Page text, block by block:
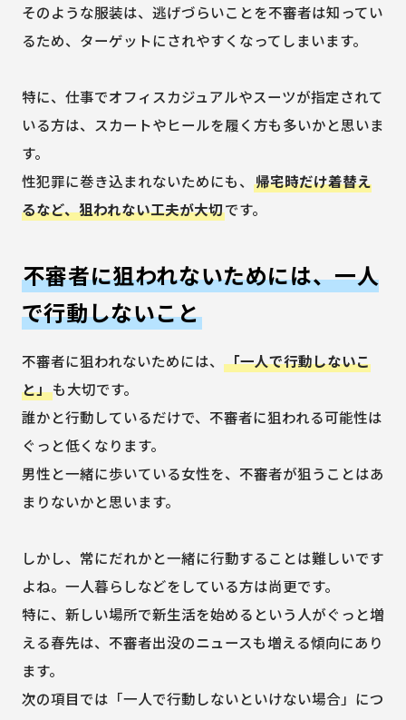
そのような服装は、逃げづらいことを不審者は知ってい
るため、ターゲットにされやすくなってしまいます。
特に、仕事でオフィスカジュアルやスーツが指定されて
いる方は、スカートやヒールを履く方も多いかと思いま
す。
性犯罪に巻き込まれないためにも、 帰宅時だけ着替え
るなど、狙われない工夫が大切です。
不審者に狙われないためには、一人
で行動しないこと
不審者に狙われないためには、 「一人で行動しないこ
と」も大切です。
誰かと行動しているだけで、不審者に狙われる可能性は
ぐっと低くなります。
男性と一緒に歩いている女性を、不審者が狙うことはあ
まりないかと思います。
しかし、常にだれかと一緒に行動することは難しいです
よね。一人暮らしなどをしている方は尚更です。
特に、新しい場所で新生活を始めるという人がぐっと増
える春先は、不審者出没のニュースも増える傾向にあり
ます。
次の項目では「一人で行動しないといけない場合」につ